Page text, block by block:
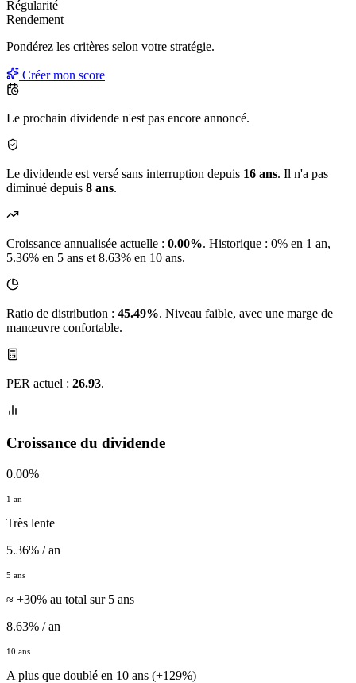
Régularité
Rendement
Pondérez les critères selon votre stratégie.
Créer mon score
Le prochain dividende n'est pas encore annoncé.
Le dividende est versé sans interruption depuis 16 ans. Il n'a pas
diminué depuis 8 ans.
Croissance annualisée actuelle : 0.00%. Historique : 0% en 1 an,
5.36% en 5 ans et 8.63% en 10 ans.
Ratio de distribution : 45.49%. Niveau faible, avec une marge de
manœuvre confortable.
PER actuel : 26.93.
Croissance du dividende
0.00%
1 an
Très lente
5.36% / an
5 ans
≈ +30% au total sur 5 ans
8.63% / an
10 ans
A plus que doublé en 10 ans (+129%)